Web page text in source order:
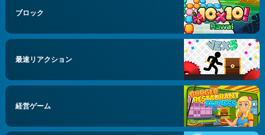
ブロック
最速リアクション
経営ゲーム